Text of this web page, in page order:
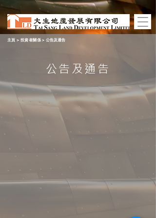
主頁 >投資者關係 >公告及通告
公告及通告